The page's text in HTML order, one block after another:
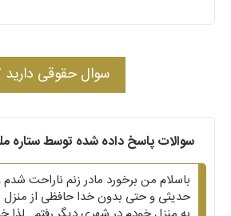
سوال حقوقی دارید
سوالات پاسخ داده شده توسط ستاره
باسلام من برخورد مادر زنم ناراحت
حدیثی و حتی بدون خدا حافظی از